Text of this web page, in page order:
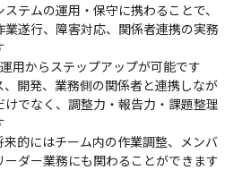
テムの運用・保守に携わることで、
遂行、障害対応、関係者連携の実務
用からステップアップが可能です
、開発、業務側の関係者と連携しなが
でなく、調整力・報告力・課題整理
来的にはチーム内の作業調整、メンバ
ダー業務にも関わることができます